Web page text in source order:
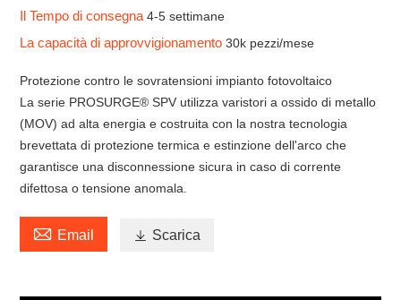
Il Tempo di consegna4-5 settimane
La capacità di approvvigionamento30k pezzi/mese
Protezione contro le sovratensioni impianto fotovoltaico
La serie PROSURGE® SPV utilizza varistori a ossido di metallo
(MOV) ad alta energia e costruita con la nostra tecnologia
brevettata di protezione termica e estinzione dell'arco che
garantisce una disconnessione sicura in caso di corrente
difettosa o tensione anomala.
 Email  Scarica